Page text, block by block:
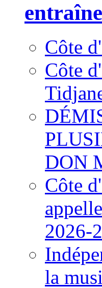
Côte
Côte
DON
Côte
2026-
la